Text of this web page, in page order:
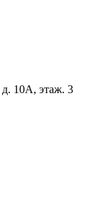
д. 10А, этаж. 3